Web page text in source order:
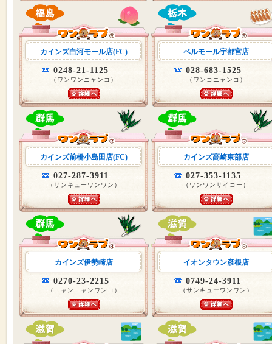
カインズ白河モール店(FC)
0248-21-1125
（ワンワンニャンコ）
ベルモール宇都宮店
028-683-1525
（ワンコニャンコ）
カインズ前橋小島田店(FC)
027-287-3911
（サンキューワンワン）
カインズ高崎東部店
027-353-1135
（ワンワンサイコー）
カインズ伊勢崎店
0270-23-2215
（ニャンニャンワンコ）
イオンタウン彦根店
0749-24-3911
（サンキューワンワン）